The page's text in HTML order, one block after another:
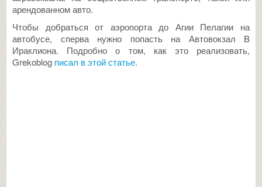
арендованном авто.
Чтобы добраться от аэропорта до Агии Пелагии на
автобусе, сперва нужно попасть на Автовокзал B
Ираклиона. Подробно о том, как это реализовать,
Grekoblog писал в этой статье.